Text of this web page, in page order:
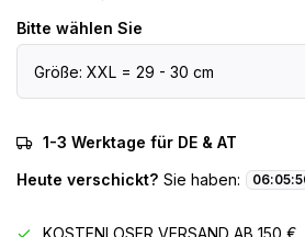
Bitte wählen Sie
Größe: XXL = 29 - 30 cm
1-3 Werktage für DE & AT
Heute verschickt? Sie haben: 06:05:
KOSTENLOSER VERSAND AB 150 €